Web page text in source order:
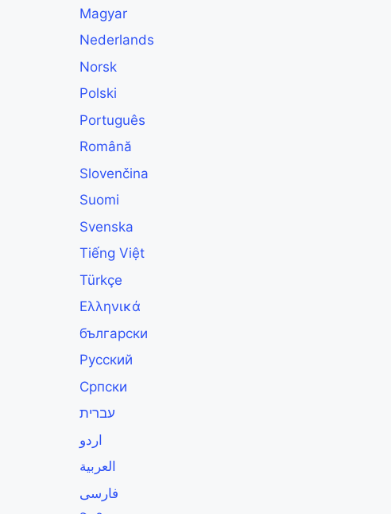
Magyar
Nederlands
Norsk
Polski
Português
Română
Slovenčina
Suomi
Svenska
Tiếng Việt
Türkçe
Ελληνικά
български
Русский
Српски
עברית
اردو
العربية
فارسی